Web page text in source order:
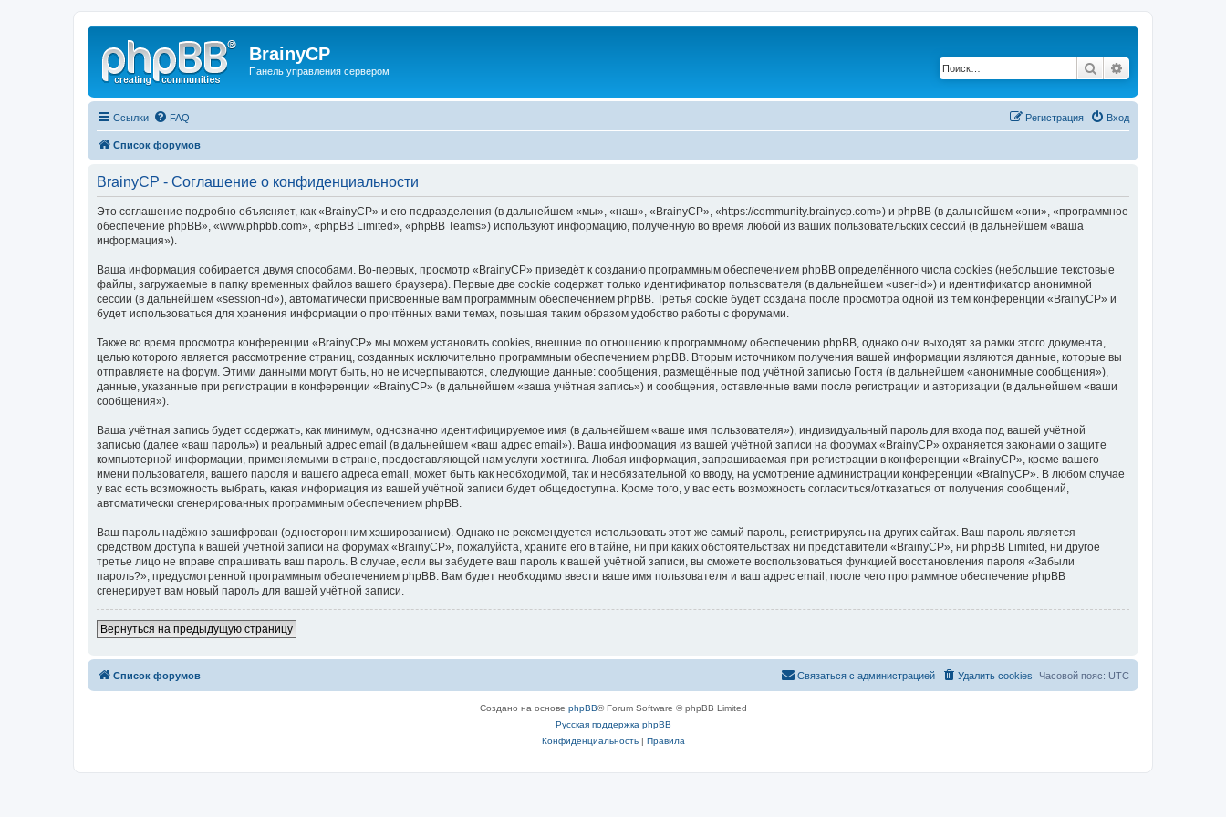
BrainyCP
Панель управления сервером Поиск
Ссылки FAQ Вход
Регистрация
Список форумов
BrainyCP - Соглашение о конфиденциальности
Это соглашение подробно объясняет, как «BrainyCP» и его подразделения (в дальнейшем «мы», «наш», «BrainyCP», «https://community.brainycp.com») и phpBB (в дальнейшем «они», «программное
обеспечение phpBB», «www.phpbb.com», «phpBB Limited», «phpBB Teams») используют информацию, полученную во время любой из ваших пользовательских сессий (в дальнейшем «ваша
информация»).
Ваша информация собирается двумя способами. Во-первых, просмотр «BrainyCP» приведёт к созданию программным обеспечением phpBB определённого числа cookies (небольшие текстовые
файлы, загружаемые в папку временных файлов вашего браузера). Первые две cookie содержат только идентификатор пользователя (в дальнейшем «user-id») и идентификатор анонимной
сессии (в дальнейшем «session-id»), автоматически присвоенные вам программным обеспечением phpBB. Третья cookie будет создана после просмотра одной из тем конференции «BrainyCP» и
будет использоваться для хранения информации о прочтённых вами темах, повышая таким образом удобство работы с форумами.
Также во время просмотра конференции «BrainyCP» мы можем установить cookies, внешние по отношению к программному обеспечению phpBB, однако они выходят за рамки этого документа,
целью которого является рассмотрение страниц, созданных исключительно программным обеспечением phpBB. Вторым источником получения вашей информации являются данные, которые вы
отправляете на форум. Этими данными могут быть, но не исчерпываются, следующие данные: сообщения, размещённые под учётной записью Гостя (в дальнейшем «анонимные сообщения»),
данные, указанные при регистрации в конференции «BrainyCP» (в дальнейшем «ваша учётная запись») и сообщения, оставленные вами после регистрации и авторизации (в дальнейшем «ваши
сообщения»).
Ваша учётная запись будет содержать, как минимум, однозначно идентифицируемое имя (в дальнейшем «ваше имя пользователя»), индивидуальный пароль для входа под вашей учётной
записью (далее «ваш пароль») и реальный адрес email (в дальнейшем «ваш адрес email»). Ваша информация из вашей учётной записи на форумах «BrainyCP» охраняется законами о защите
компьютерной информации, применяемыми в стране, предоставляющей нам услуги хостинга. Любая информация, запрашиваемая при регистрации в конференции «BrainyCP», кроме вашего
имени пользователя, вашего пароля и вашего адреса email, может быть как необходимой, так и необязательной ко вводу, на усмотрение администрации конференции «BrainyCP». В любом случае
у вас есть возможность выбрать, какая информация из вашей учётной записи будет общедоступна. Кроме того, у вас есть возможность согласиться/отказаться от получения сообщений,
автоматически сгенерированных программным обеспечением phpBB.
Ваш пароль надёжно зашифрован (односторонним хэшированием). Однако не рекомендуется использовать этот же самый пароль, регистрируясь на других сайтах. Ваш пароль является
средством доступа к вашей учётной записи на форумах «BrainyCP», пожалуйста, храните его в тайне, ни при каких обстоятельствах ни представители «BrainyCP», ни phpBB Limited, ни другое
третье лицо не вправе спрашивать ваш пароль. В случае, если вы забудете ваш пароль к вашей учётной записи, вы сможете воспользоваться функцией восстановления пароля «Забыли
пароль?», предусмотренной программным обеспечением phpBB. Вам будет необходимо ввести ваше имя пользователя и ваш адрес email, после чего программное обеспечение phpBB
сгенерирует вам новый пароль для вашей учётной записи.
Вернуться на предыдущую страницу
Список форумов Часовой пояс: UTC
Удалить cookies
Связаться с администрацией
Создано на основе phpBB® Forum Software © phpBB Limited
Русская поддержка phpBB
Конфиденциальность| Правила